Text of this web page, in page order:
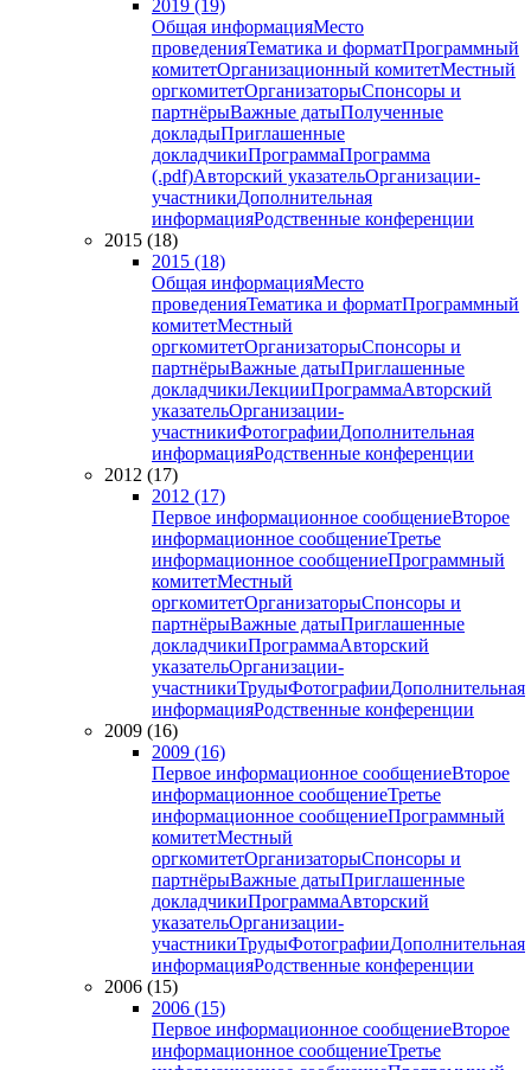
2019 (19)
Общая информацияМесто
проведенияТематика и форматПрограммный
комитетОрганизационный комитетМестный
оргкомитетОрганизаторыСпонсоры и
партнёрыВажные датыПолученные
докладыПриглашенные
докладчикиПрограммаПрограмма
(.pdf)Авторский указательОрганизации-
участникиДополнительная
информацияРодственные конференции
2015 (18)
2015 (18)
Общая информацияМесто
проведенияТематика и форматПрограммный
комитетМестный
оргкомитетОрганизаторыСпонсоры и
партнёрыВажные датыПриглашенные
докладчикиЛекцииПрограммаАвторский
указательОрганизации-
участникиФотографииДополнительная
информацияРодственные конференции
2012 (17)
2012 (17)
Первое информационное сообщениеВторое
информационное сообщениеТретье
информационное сообщениеПрограммный
комитетМестный
оргкомитетОрганизаторыСпонсоры и
партнёрыВажные датыПриглашенные
докладчикиПрограммаАвторский
указательОрганизации-
участникиТрудыФотографииДополнительная
информацияРодственные конференции
2009 (16)
2009 (16)
Первое информационное сообщениеВторое
информационное сообщениеТретье
информационное сообщениеПрограммный
комитетМестный
оргкомитетОрганизаторыСпонсоры и
партнёрыВажные датыПриглашенные
докладчикиПрограммаАвторский
указательОрганизации-
участникиТрудыФотографииДополнительная
информацияРодственные конференции
2006 (15)
2006 (15)
Первое информационное сообщениеВторое
информационное сообщениеТретье